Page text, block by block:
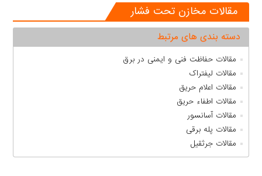
مقالات مخازن تحت فشار
دسته بندی های مرتبط
مقالات حفاظت فنی و ایمنی در برق
مقالات لیفتراک
مقالات اعلام حریق
مقالات اطفاء حریق
مقالات آسانسور
مقالات پله برقی
مقالات جرثقیل